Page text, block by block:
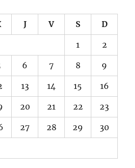
J V S D
1 2
6 7 8 9
13 14 15 16
20 21 22 23
27 28 29 30